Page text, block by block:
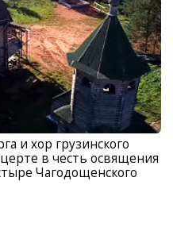
и хор грузинского
в честь освящения
Чагодощенского